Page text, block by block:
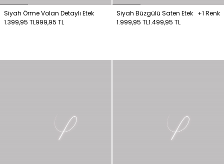
Siyah Örme Volan Detaylı Etek
1.399,95 TL999,95 TL
Siyah Büzgülü Saten Etek +1 Renk
1.999,95 TL1.499,95 TL